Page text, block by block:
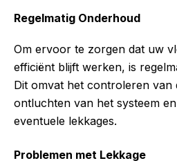
Regelmatig Onderhoud
Om ervoor te zorgen dat uw
efficiënt blijft werken, is
Dit omvat het controleren van
ontluchten van het systeem
eventuele lekkages.
Problemen met Lekkage